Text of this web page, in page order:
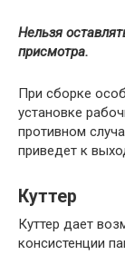
Нельзя
присмотра.
При сборке
установке
противном
приведет к
Куттер
Куттер дает
консистенции